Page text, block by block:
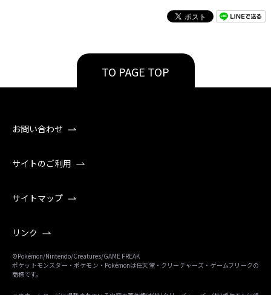
TO PAGE TOP
お問い合わせ
サイトのご利用
サイトマップ
リンク
©Pokémon/Nintendo/Creatures/GAME FREAK
ポケットモンスター・ポケモン・Pokémonは任天堂・クリーチャーズ・ゲームフリークの
商標です。